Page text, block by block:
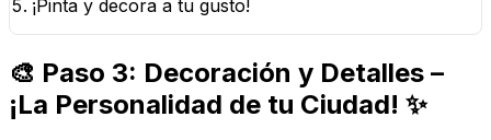
¡Pinta y decora a tu gusto!
🎨 Paso 3: Decoración y Detalles –
¡La Personalidad de tu Ciudad! ✨